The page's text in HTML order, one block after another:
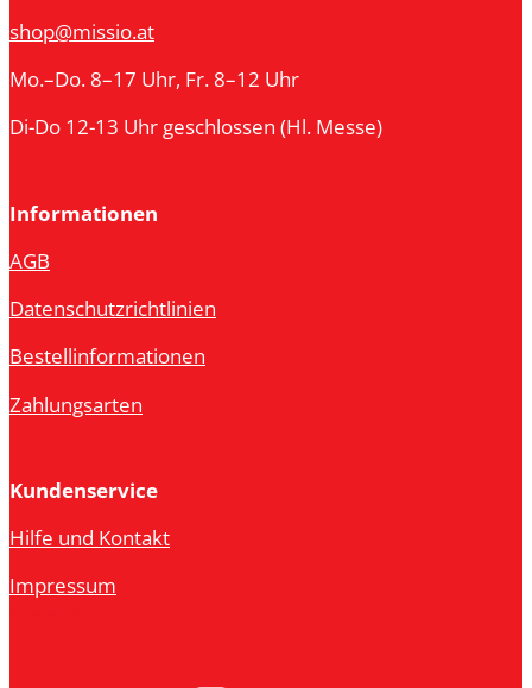
shop@missio.at
Mo.–Do. 8–17 Uhr, Fr. 8–12 Uhr
Di-Do 12-13 Uhr geschlossen (Hl. Messe)
Informationen
AGB
Datenschutzrichtlinien
Bestellinformationen
Zahlungsarten
Kundenservice
Hilfe und Kontakt
Impressum